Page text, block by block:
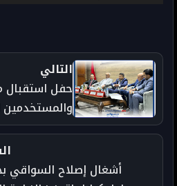
التالي
حفل استقبال
والمستخدمين
الجهوية
أشغال إصلاح السواقي